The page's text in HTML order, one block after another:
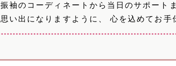
振袖のコーディネートから当日のサポート
思い出になりますように、 心を込めてお手